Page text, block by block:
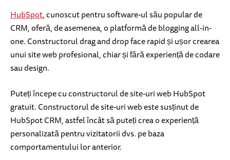
HubSpot, cunoscut pentru software-ul său popular de
CRM, oferă, de asemenea, o platformă de blogging all-in-
one. Constructorul drag and drop face rapid și ușor crearea
unui site web profesional, chiar și fără experiență de codare
sau design.
Puteți începe cu constructorul de site-uri web HubSpot
gratuit. Constructorul de site-uri web este susținut de
HubSpot CRM, astfel încât să puteți crea o experiență
personalizată pentru vizitatorii dvs. pe baza
comportamentului lor anterior.